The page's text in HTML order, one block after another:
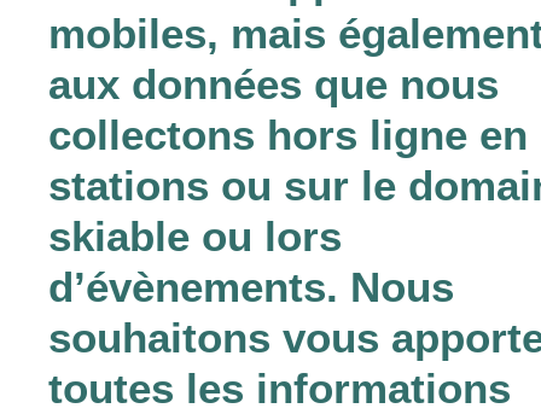
mobiles, mais
aux données que nous
collectons hors ligne en
stations ou sur le
skiable ou lors
d’évènements. Nous
souhaitons vous
toutes les informations